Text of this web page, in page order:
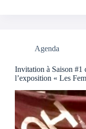
Agenda
Invitation à Saison #1
l’exposition « Les